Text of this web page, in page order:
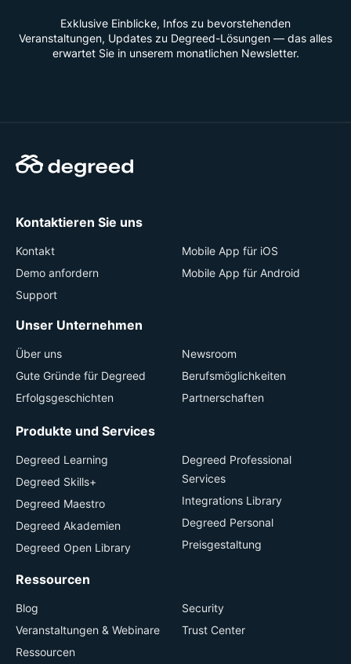
Exklusive Einblicke, Infos zu bevorstehenden
Veranstaltungen, Updates zu Degreed-Lösungen — das alles
erwartet Sie in unserem monatlichen Newsletter.
Kontaktieren Sie uns
Kontakt
Demo anfordern
Support
Mobile App für iOS
Mobile App für Android
Unser Unternehmen
Über uns
Gute Gründe für Degreed
Erfolgsgeschichten
Newsroom
Berufsmöglichkeiten
Partnerschaften
Produkte und Services
Degreed Learning
Degreed Skills+
Degreed Maestro
Degreed Akademien
Degreed Open Library
Degreed Professional
Services
Integrations Library
Degreed Personal
Preisgestaltung
Ressourcen
Blog
Veranstaltungen & Webinare
Ressourcen
Security
Trust Center